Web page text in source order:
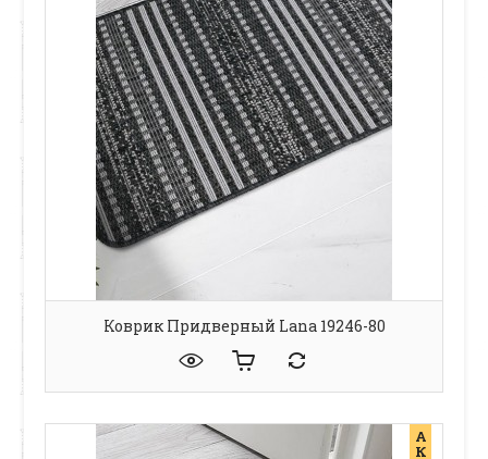
Коврик Придверный Lana 19246-80
А
К